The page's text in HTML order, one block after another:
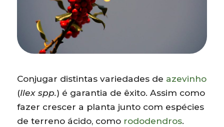
Conjugar distintas variedades de azevinho
(Ilex spp.) é garantia de êxito. Assim como
fazer crescer a planta junto com espécies
de terreno ácido, como rododendros.